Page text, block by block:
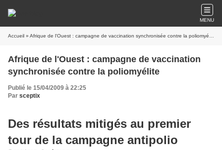
MENU
Accueil » Afrique de l'Ouest : campagne de vaccination synchronisée contre la poliomyélite
Afrique de l'Ouest : campagne de vaccination
synchronisée contre la poliomyélite
Publié le 15/04/2009 à 22:25
Par sceptix
Des résultats mitigés au premier
tour de la campagne antipolio